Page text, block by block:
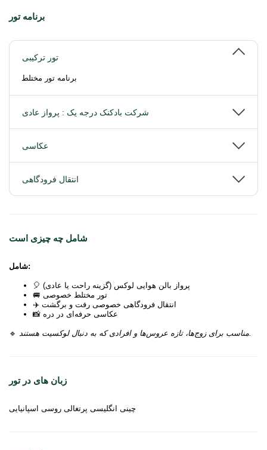
برنامه تور
تور ترکیبی
برنامه تور مختلط
شرکت بادکنک درجه یک : پرواز عادی
عکاسی
انتقال فرودگاهی
شامل چه چیزی است
شامل:
🎈 پرواز بالن هوایی لوکس (گزینه راحت یا عادی)
🚐 تور مختلط خصوصی
✈️ انتقال فرودگاهی خصوصی رفت و برگشت
📸 عکاسی حرفه‌ای در دره
🔹 مناسب برای زوج‌ها، تازه عروس‌ها و افرادی که به دنبال لوکسیت هستند.
زبان های در تور
چینی انگلیسی پرتغالی روسی اسپانیایی